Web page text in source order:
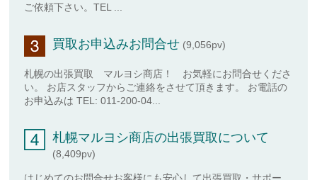
ご依頼下さい。TEL ...
買取お申込みお問合せ (9,056pv)
札幌の出張買取 マルヨシ商店！ お気軽にお問合せくださ
い。 お店スタッフからご連絡をさせて頂きます。 お電話の
お申込みは TEL: 011-200-04...
札幌マルヨシ商店の出張買取について
(8,409pv)